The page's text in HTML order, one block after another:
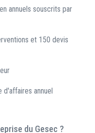
annuels souscrits par
et 150 devis
annuel
du Gesec ?